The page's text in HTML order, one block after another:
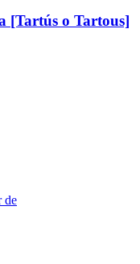
[Tartús o Tartous]
de